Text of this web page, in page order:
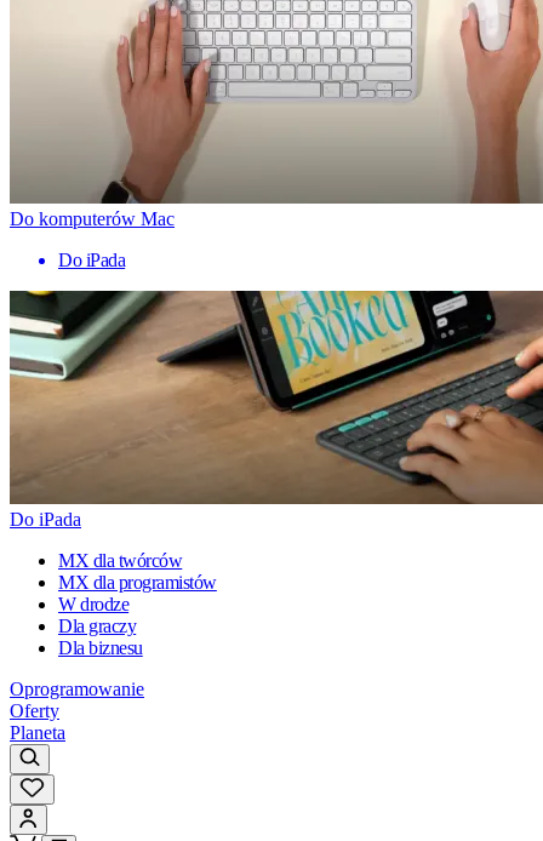
Do komputerów Mac
Do iPada
Do iPada
MX dla twórców
MX dla programistów
W drodze
Dla graczy
Dla biznesu
Oprogramowanie
Oferty
Planeta